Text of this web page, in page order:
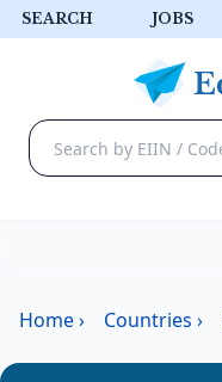
SEARCH JOBS
Home› Countries ›